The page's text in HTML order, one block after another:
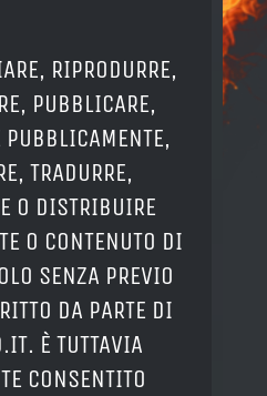
RIPRODURRE,
PUBBLICARE,
TRADURRE,
O DISTRIBUIRE
O CONTENUTO DI
SENZA PREVIO
DA PARTE DI
È TUTTAVIA
CONSENTITO